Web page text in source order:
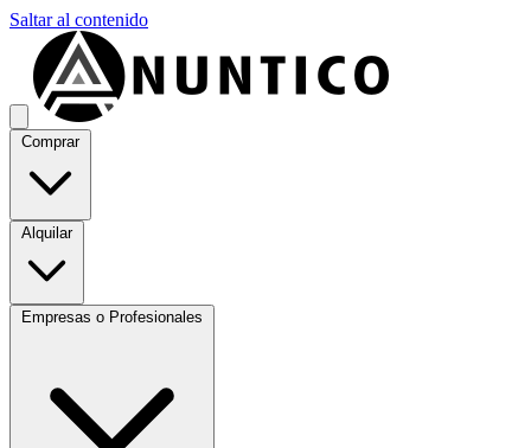
Saltar al contenido
Comprar
Alquilar
Empresas o Profesionales